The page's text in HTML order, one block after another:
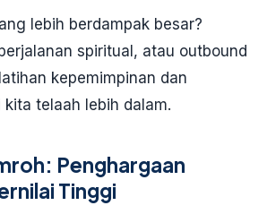
lebih berdampak besar?
spiritual, atau outbound
kepemimpinan dan
kita telaah lebih dalam.
Penghargaan
Tinggi